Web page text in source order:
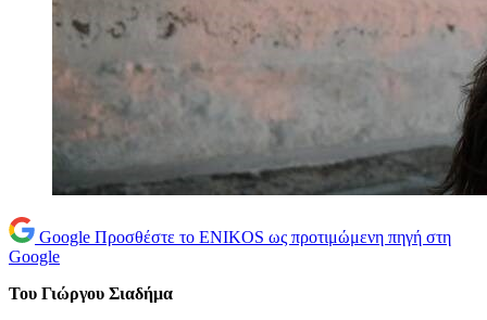
Google Προσθέστε το ENIKOS ως προτιμώμενη πηγή στη
Google
Του Γιώργου Σιαδήμα